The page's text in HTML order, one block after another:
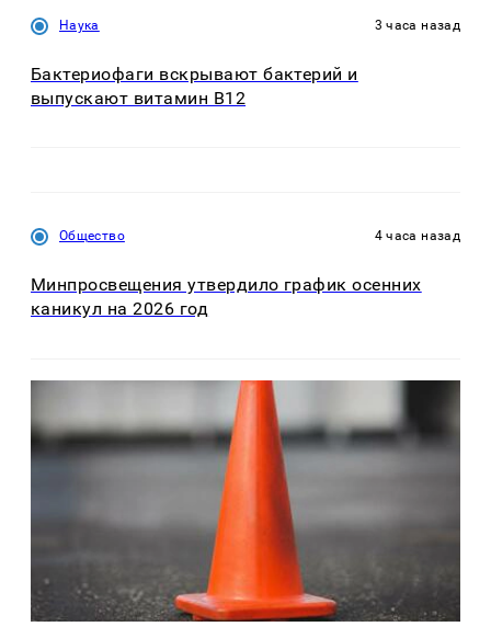
Наука 3 часа назад
Бактериофаги вскрывают бактерий и
выпускают витамин B12
Общество 4 часа назад
Минпросвещения утвердило график осенних
каникул на 2026 год